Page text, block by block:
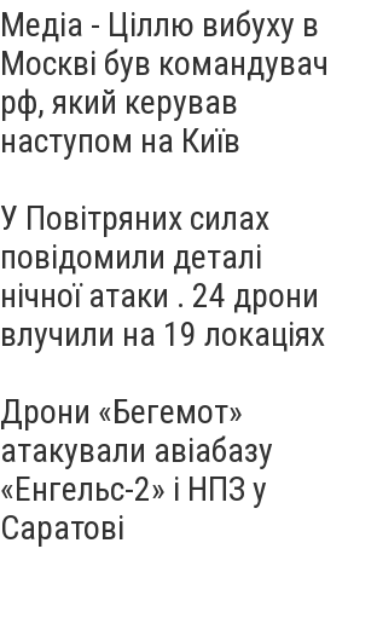
Медіа - Ціллю вибуху в
Москві був командувач
рф, який керував
наступом на Київ
У Повітряних силах
повідомили деталі
нічної атаки . 24 дрони
влучили на 19 локаціях
Дрони «Бегемот»
атакували авіабазу
«Енгельс-2» і НПЗ у
Саратові